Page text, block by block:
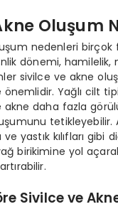
Oluşum
nedenleri birçok
dönemi,
sivilce ve akne
Yağlı cilt
akne daha fazla
tetikleyebilir.
yastık kılıfları gibi
birikimine yol
Sivilce ve